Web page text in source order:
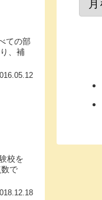
ての部
、補
校を